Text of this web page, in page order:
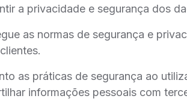
a privacidade e segurança dos
as normas de segurança e
as práticas de segurança ao
informações pessoais com